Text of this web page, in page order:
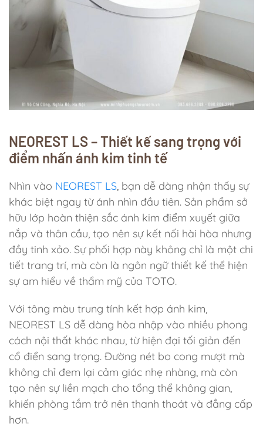
NEOREST LS – Thiết kế sang trọng với
điểm nhấn ánh kim tinh tế
Nhìn vào NEOREST LS, bạn dễ dàng nhận thấy sự
khác biệt ngay từ ánh nhìn đầu tiên. Sản phẩm sở
hữu lớp hoàn thiện sắc ánh kim điểm xuyết giữa
nắp và thân cầu, tạo nên sự kết nối hài hòa nhưng
đầy tinh xảo. Sự phối hợp này không chỉ là một chi
tiết trang trí, mà còn là ngôn ngữ thiết kế thể hiện
sự am hiểu về thẩm mỹ của TOTO.
Với tông màu trung tính kết hợp ánh kim,
NEOREST LS dễ dàng hòa nhập vào nhiều phong
cách nội thất khác nhau, từ hiện đại tối giản đến
cổ điển sang trọng. Đường nét bo cong mượt mà
không chỉ đem lại cảm giác nhẹ nhàng, mà còn
tạo nên sự liền mạch cho tổng thể không gian,
khiến phòng tắm trở nên thanh thoát và đẳng cấp
hơn.